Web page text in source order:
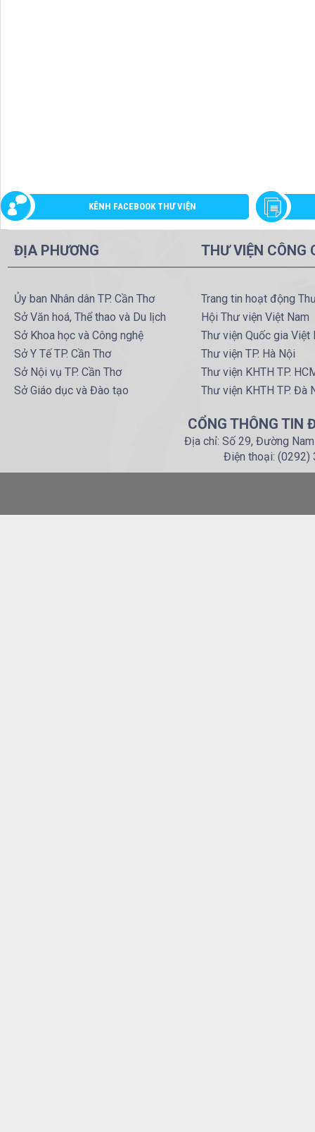
KÊNH FACEBOOK THƯ VIỆN
ĐỊA PHƯƠNG
Ủy ban Nhân dân TP. Cần Thơ
Sở Văn hoá, Thể thao và Du lịch
Sở Khoa học và Công nghệ
Sở Y Tế TP. Cần Thơ
Sở Nội vụ TP. Cần Thơ
Sở Giáo dục và Đào tạo
THƯ VIỆN CÔNG
Trang tin hoạt động
Hội Thư viện Việt Nam
Thư viện Quốc gia Việt
Thư viện TP. Hà Nội
Thư viện KHTH TP.
Thư viện KHTH TP. Đà
CỔNG THÔNG TIN
Địa chỉ: Số 29, Đường
Điện thoại: (0292)